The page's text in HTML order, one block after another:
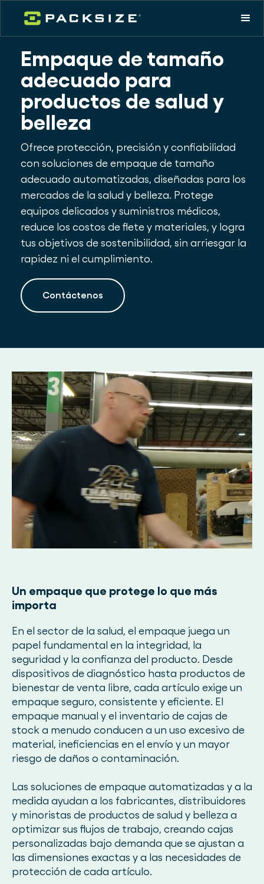
Empaque de tamaño
adecuado para
productos de salud y
belleza
Ofrece protección, precisión y confiabilidad
con soluciones de empaque de tamaño
adecuado automatizadas, diseñadas para los
mercados de la salud y belleza. Protege
equipos delicados y suministros médicos,
reduce los costos de flete y materiales, y logra
tus objetivos de sostenibilidad, sin arriesgar la
rapidez ni el cumplimiento.
Contáctenos
Un empaque que protege lo que más
importa
En el sector de la salud, el empaque juega un
papel fundamental en la integridad, la
seguridad y la confianza del producto. Desde
dispositivos de diagnóstico hasta productos de
bienestar de venta libre, cada artículo exige un
empaque seguro, consistente y eficiente. El
empaque manual y el inventario de cajas de
stock a menudo conducen a un uso excesivo de
material, ineficiencias en el envío y un mayor
riesgo de daños o contaminación.
Las soluciones de empaque automatizadas y a la
medida ayudan a los fabricantes, distribuidores
y minoristas de productos de salud y belleza a
optimizar sus flujos de trabajo, creando cajas
personalizadas bajo demanda que se ajustan a
las dimensiones exactas y a las necesidades de
protección de cada artículo.